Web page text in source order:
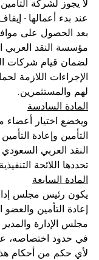
لا يجوز لشركة
عند بدء أعمالها -
بعد الحصول على
مؤسسة النقد
لضمان قيام شركات
الإجراءات اللازمة
لهم والمستثمرين.
المادة السادسة
ويخضع اختيار
التأمين وإعادة
النقد العربي السعودي
تحددها اللائحة
المادة السابعة
يكون رئيس مجلس
إعادة التأمين
مجلس الإدارة
في حدود اختصاصه،
لأي حكم من أحكام